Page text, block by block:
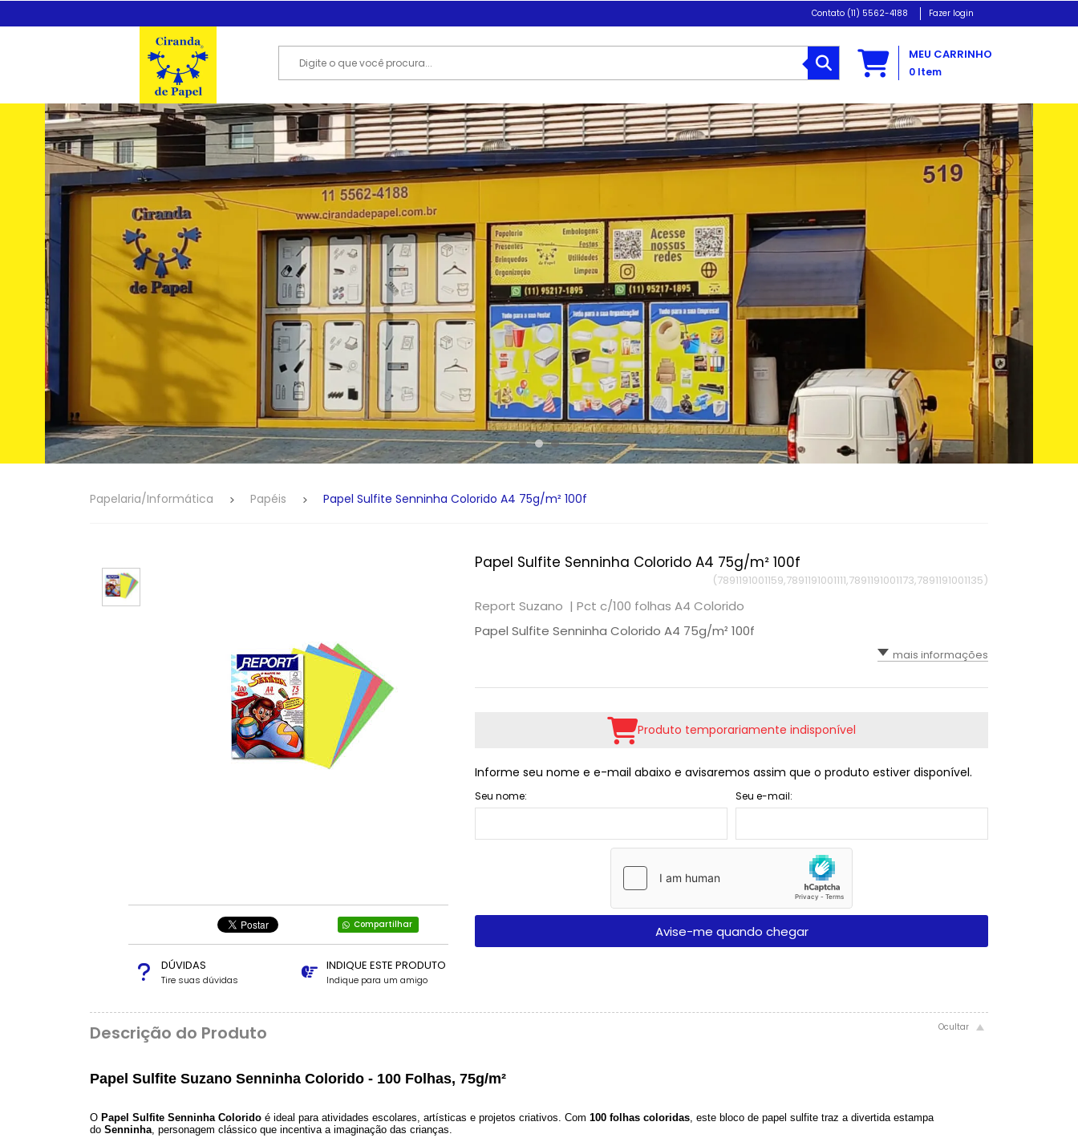
(11) 5562-4188 Fazer login
MEU CARRINHO
0 Item
Papelaria/Informática Papéis Papel Sulfite Senninha Colorido A4 75g/m² 100f
Compartilhar
DÚVIDAS
Tire suas dúvidas
INDIQUE ESTE PRODUTO
Indique para um amigo
Papel Sulfite Senninha Colorido A4 75g/m² 100f
(7891191001159,7891191001111,7891191001173,7891191001135)
Report Suzano | Pct c/100 folhas A4 Colorido
Papel Sulfite Senninha Colorido A4 75g/m² 100f
mais informações
Produto temporariamente indisponível
Informe seu nome e e-mail abaixo e avisaremos assim que o produto estiver disponível.
Seu nome: Seu e-mail:
Avise-me quando chegar
Descrição do Produto
Papel Sulfite Suzano Senninha Colorido - 100 Folhas, 75g/m²
O Papel Sulfite Senninha Colorido é ideal para atividades escolares, artísticas e projetos criativos. Com 100 folhas coloridas , este bloco de papel sulfite traz a divertida estampa
do Senninha , personagem clássico que incentiva a imaginação das crianças.